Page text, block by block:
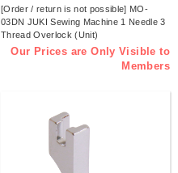
[Order / return is not possible] MO-
03DN JUKI Sewing Machine 1 Needle 3
Thread Overlock (Unit)
Our Prices are Only Visible to
Members